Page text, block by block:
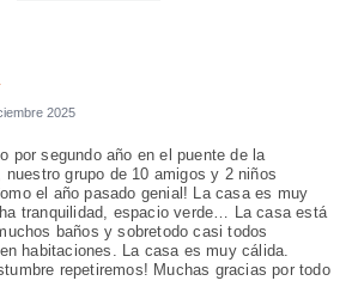
2025
por segundo año en el puente de la
grupo de 10 amigos y 2 niños
el año pasado genial! La casa es muy
tranquilidad, espacio verde… La casa está
baños y sobretodo casi todos
habitaciones. La casa es muy cálida.
repetiremos! Muchas gracias por todo